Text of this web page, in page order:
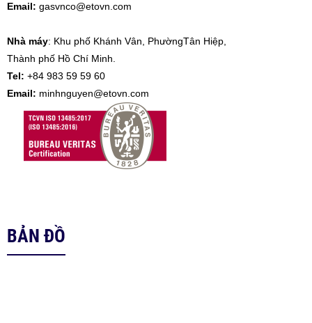
Email: gasvnco@etovn.com
Nhà máy: Khu phố Khánh Vân, PhườngTân Hiệp,
Thành phố Hồ Chí Minh.
Tel: +84 983 59 59 60
Email: minhnguyen@etovn.com
BẢN ĐỒ